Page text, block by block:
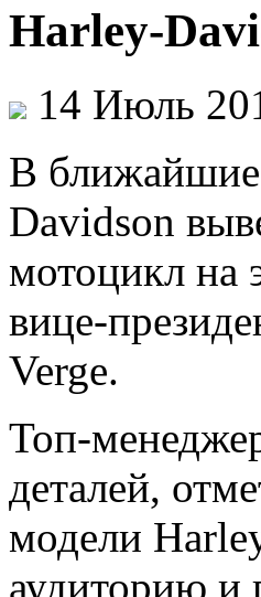
Harley-
14 Июль
В ближaйшиe
Davidson
мотоцикл на
вице-
Verge.
Топ-
деталей,
модели
аудиторию и